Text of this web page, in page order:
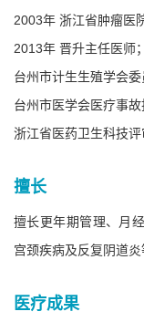
2003年 浙江省肿瘤医
2013年 晋升主任医师；
台州市计生生殖学会委
台州市医学会医疗事故
浙江省医药卫生科技评
擅长
擅长更年期管理、月
宫颈疾病及反复阴道炎
医疗成果